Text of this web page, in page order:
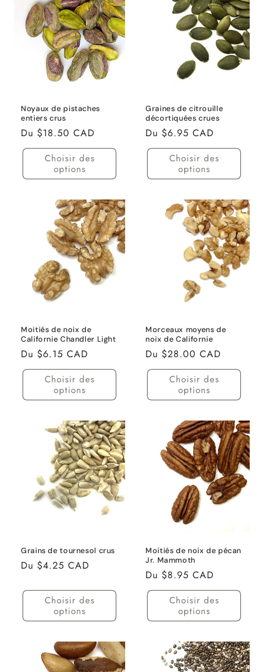
Noyaux de pistaches
entiers crus
Prix
habituel
Du $18.50 CAD
Choisir des
options
Graines de citrouille
décortiquées crues
Prix
habituel
Du $6.95 CAD
Choisir des
options
Moitiés de noix de
Californie Chandler Light
Prix
habituel
Du $6.15 CAD
Choisir des
options
Morceaux moyens de
noix de Californie
Prix
habituel
Du $28.00 CAD
Choisir des
options
Grains de tournesol crus
Prix
Du $4.25 CAD
Choisir des
options
Moitiés de noix de pécan
Jr. Mammoth
Prix
habituel
Du $8.95 CAD
Choisir des
options